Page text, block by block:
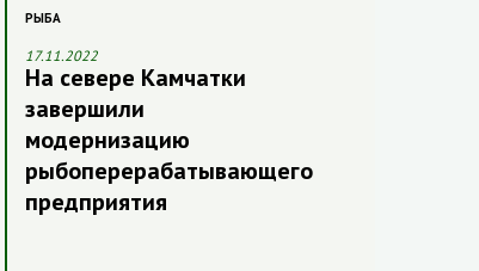
РЫБА
17.11.2022
На севере Камчатки
завершили
модернизацию
рыбоперерабатывающего
предприятия